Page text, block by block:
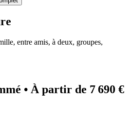
entre amis, à deux, groupes,
• À partir de 7 690 €